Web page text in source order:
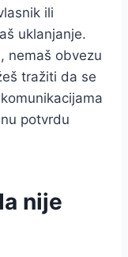
ili
uklanjanje.
nemaš obvezu
tražiti da se
potvrdu
nije